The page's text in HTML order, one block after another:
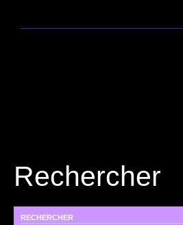
Rechercher
RECHERCHER